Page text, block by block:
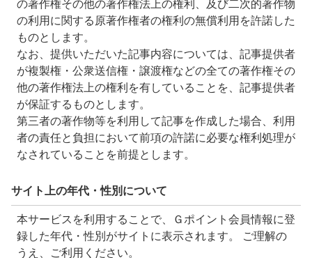
の著作権その他の著作権法上の権利、及び二次的著作物
の利用に関する原著作権者の権利の無償利用を許諾した
ものとします。
なお、提供いただいた記事内容については、記事提供者
が複製権・公衆送信権・譲渡権などの全ての著作権その
他の著作権法上の権利を有していることを、記事提供者
が保証するものとします。
第三者の著作物等を利用して記事を作成した場合、利用
者の責任と負担において前項の許諾に必要な権利処理が
なされていることを前提とします。
サイト上の年代・性別について
本サービスを利用することで、Ｇポイント会員情報に登
録した年代・性別がサイトに表示されます。 ご理解の
うえ、ご利用ください。